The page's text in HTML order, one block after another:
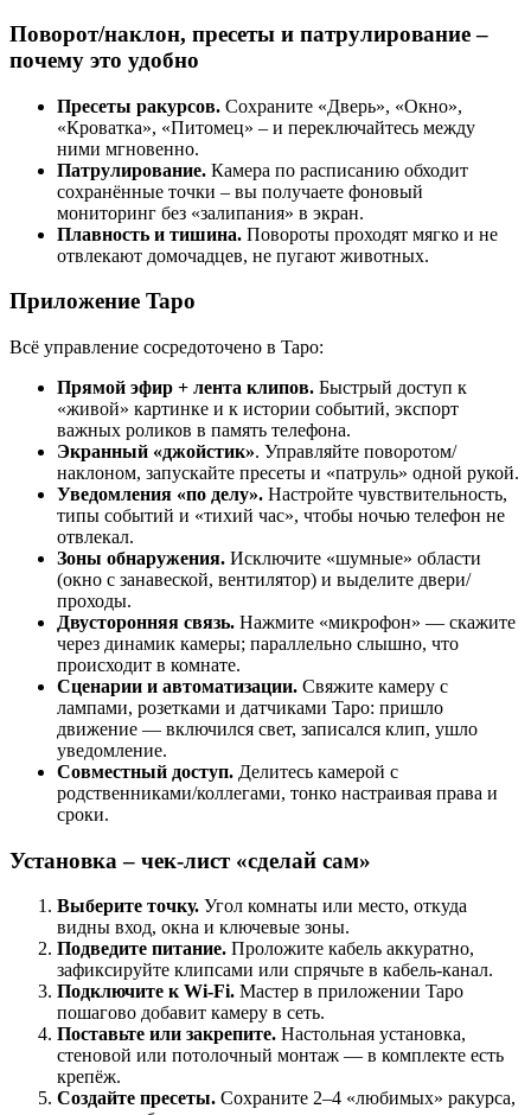
Поворот/наклон, пресеты и патрулирование –
почему это удобно
Пресеты ракурсов. Сохраните «Дверь», «Окно»,
«Кроватка», «Питомец» – и переключайтесь между
ними мгновенно.
Патрулирование. Камера по расписанию обходит
сохранённые точки – вы получаете фоновый
мониторинг без «залипания» в экран.
Плавность и тишина. Повороты проходят мягко и не
отвлекают домочадцев, не пугают животных.
Приложение Tapo
Всё управление сосредоточено в Tapo:
Прямой эфир + лента клипов. Быстрый доступ к
«живой» картинке и к истории событий, экспорт
важных роликов в память телефона.
Экранный «джойстик». Управляйте поворотом/
наклоном, запускайте пресеты и «патруль» одной рукой.
Уведомления «по делу». Настройте чувствительность,
типы событий и «тихий час», чтобы ночью телефон не
отвлекал.
Зоны обнаружения. Исключите «шумные» области
(окно с занавеской, вентилятор) и выделите двери/
проходы.
Двусторонняя связь. Нажмите «микрофон» — скажите
через динамик камеры; параллельно слышно, что
происходит в комнате.
Сценарии и автоматизации. Свяжите камеру с
лампами, розетками и датчиками Tapo: пришло
движение — включился свет, записался клип, ушло
уведомление.
Совместный доступ. Делитесь камерой с
родственниками/коллегами, тонко настраивая права и
сроки.
Установка – чек-лист «сделай сам»
Выберите точку. Угол комнаты или место, откуда
видны вход, окна и ключевые зоны.
Подведите питание. Проложите кабель аккуратно,
зафиксируйте клипсами или спрячьте в кабель-канал.
Подключите к Wi-Fi. Мастер в приложении Tapo
пошагово добавит камеру в сеть.
Поставьте или закрепите. Настольная установка,
стеновой или потолочный монтаж — в комплекте есть
крепёж.
Создайте пресеты. Сохраните 2–4 «любимых» ракурса,